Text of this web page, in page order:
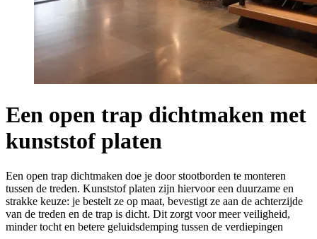
Een open trap dichtmaken met
kunststof platen
Een open trap dichtmaken doe je door stootborden te monteren
tussen de treden. Kunststof platen zijn hiervoor een duurzame en
strakke keuze: je bestelt ze op maat, bevestigt ze aan de achterzijde
van de treden en de trap is dicht. Dit zorgt voor meer veiligheid,
minder tocht en betere geluidsdemping tussen de verdiepingen